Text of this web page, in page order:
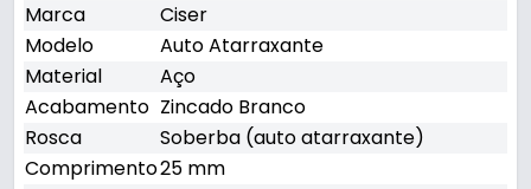
Marca
Ciser
Modelo
Auto Atarraxante
Material
Aço
Acabamento Zincado Branco
Rosca
Soberba (auto atarraxante)
Comprimento25 mm